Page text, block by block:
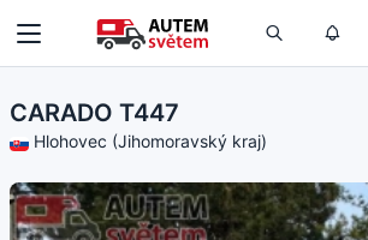
CARADO T447
Hlohovec (Jihomoravský kraj)